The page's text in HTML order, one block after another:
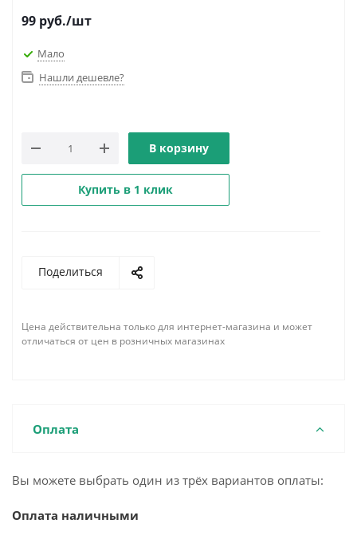
99 руб./шт
Мало
Нашли дешевле?
В корзину
Купить в 1 клик
Поделиться
Цена действительна только для интернет-магазина и может
отличаться от цен в розничных магазинах
Оплата
Вы можете выбрать один из трёх вариантов оплаты:
Оплата наличными